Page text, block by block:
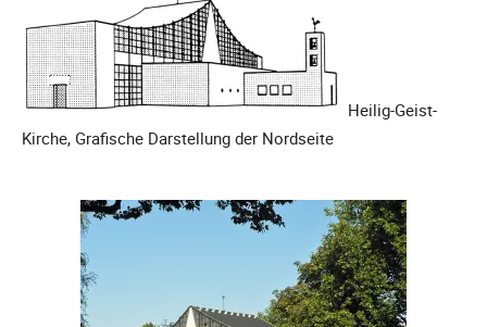
Heilig-Geist-
Kirche, Grafische Darstellung der Nordseite